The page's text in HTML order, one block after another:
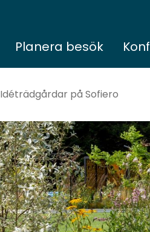
Planera besök
Idéträdgårdar på Sofiero